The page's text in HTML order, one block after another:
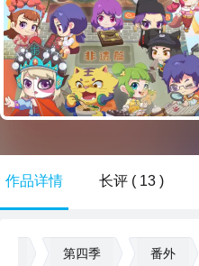
作品详情 长评 ( 13 )
第四季 番外